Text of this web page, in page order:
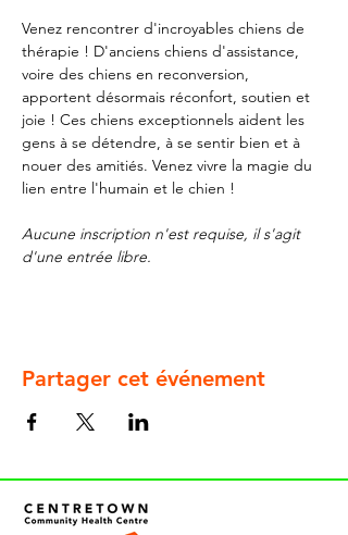
Venez rencontrer d'incroyables chiens de
thérapie ! D'anciens chiens d'assistance,
voire des chiens en reconversion,
apportent désormais réconfort, soutien et
joie ! Ces chiens exceptionnels aident les
gens à se détendre, à se sentir bien et à
nouer des amitiés. Venez vivre la magie du
lien entre l'humain et le chien !
Aucune inscription n'est requise, il s'agit
d'une entrée libre.
Partager cet événement